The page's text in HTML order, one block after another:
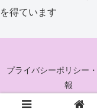
を得ています
プライバシーポリシー
報